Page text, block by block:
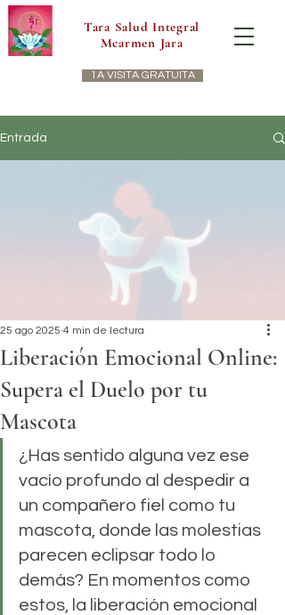
Tara Salud Integral
Mcarmen Jara
1A VISITA GRATUITA
Entrada
Liberación Emocional Online:
Supera el Duelo por tu
Mascota
25 ago 2025 4 min de lectura
¿Has sentido alguna vez ese
vacío profundo al despedir a
un compañero fiel como tu
mascota, donde las molestias
parecen eclipsar todo lo
demás? En momentos como
estos, la liberación emocional